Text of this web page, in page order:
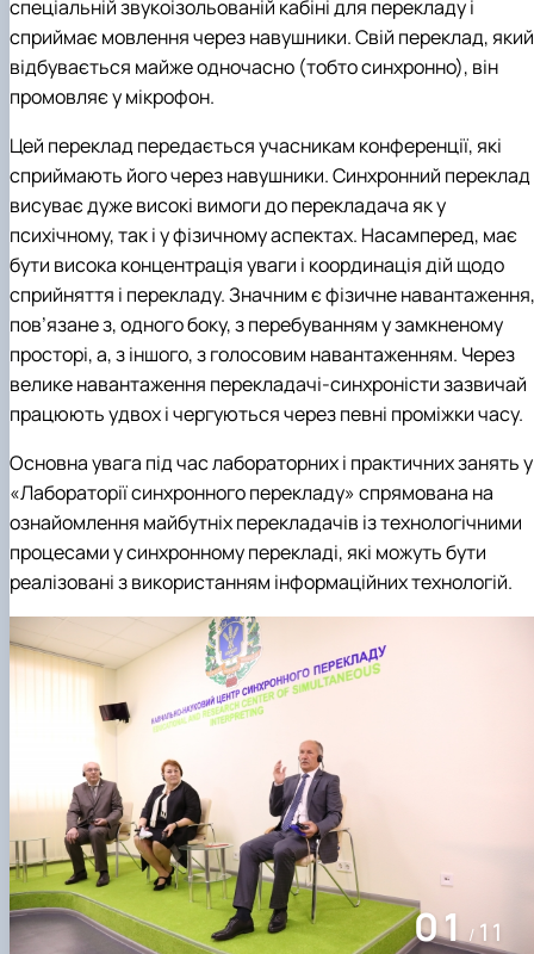
спеціальній звукоізольованій кабіні для перекладу і
сприймає мовлення через навушники. Свій переклад, який
відбувається майже одночасно (тобто синхронно), він
промовляє у мікрофон.
Цей переклад передається учасникам конференції, які
сприймають його через навушники. Синхронний переклад
висуває дуже високі вимоги до перекладача як у
психічному, так і у фізичному аспектах. Насамперед, має
бути висока концентрація уваги і координація дій щодо
сприйняття і перекладу. Значним є фізичне навантаження,
пов’язане з, одного боку, з перебуванням у замкненому
просторі, а, з іншого, з голосовим навантаженням. Через
велике навантаження перекладачі-синхроністи зазвичай
працюють удвох і чергуються через певні проміжки часу.
Основна увага під час лабораторних і практичних занять у
«Лабораторії синхронного перекладу» спрямована на
ознайомлення майбутніх перекладачів із технологічними
процесами у синхронному перекладі, які можуть бути
реалізовані з використанням інформаційних технологій.
01 / 11